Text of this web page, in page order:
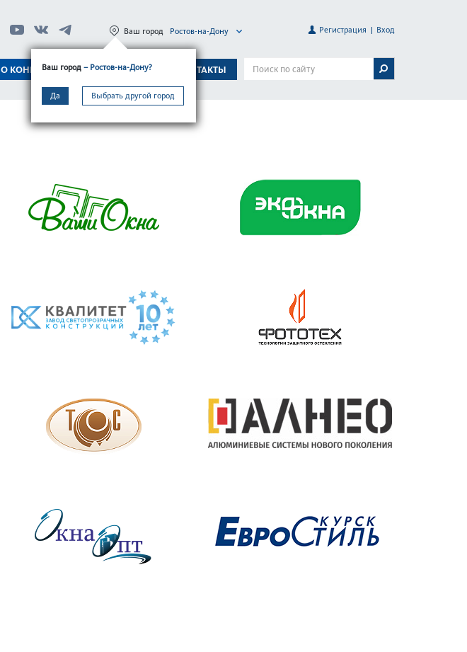
О КОНЦЕРНЕ ТЕХПОДДЕРЖКА КОНТАКТЫ
Ваш город – Ростов-на-Дону?
Да Выбрать другой город
Ваш город Ростов-на-Дону Регистрация Вход